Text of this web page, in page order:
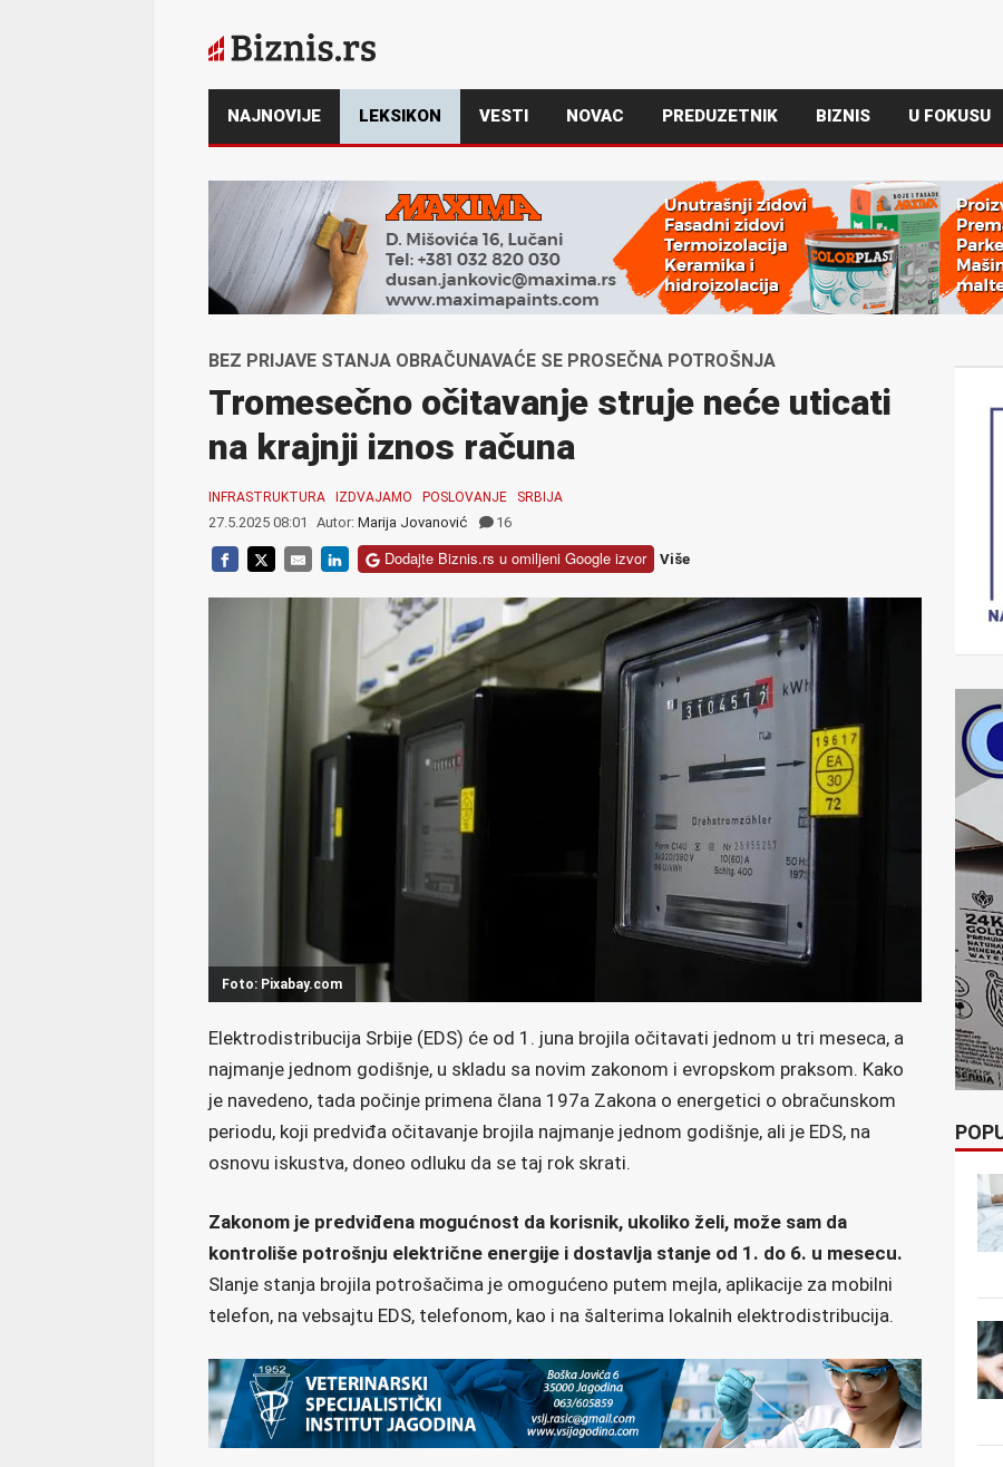
NAJNOVIJE LEKSIKON VESTI NOVAC PREDUZETNIK BIZNIS U FOKUSU
BEZ PRIJAVE STANJA OBRAČUNAVAĆE SE PROSEČNA POTROŠNJA
Tromesečno očitavanje struje neće uticati
na krajnji iznos računa
INFRASTRUKTURA IZDVAJAMO POSLOVANJE SRBIJA
27.5.2025 08:01 Autor: Marija Jovanović 16
Dodajte Biznis.rs u omiljeni Google izvor Više
Foto: Pixabay.com
Elektrodistribucija Srbije (EDS) će od 1. juna brojila očitavati jednom u tri meseca, a
najmanje jednom godišnje, u skladu sa novim zakonom i evropskom praksom. Kako
je navedeno, tada počinje primena člana 197a Zakona o energetici o obračunskom
periodu, koji predviđa očitavanje brojila najmanje jednom godišnje, ali je EDS, na
osnovu iskustva, doneo odluku da se taj rok skrati.
Zakonom je predviđena mogućnost da korisnik, ukoliko želi, može sam da
kontroliše potrošnju električne energije i dostavlja stanje od 1. do 6. u mesecu.
Slanje stanja brojila potrošačima je omogućeno putem mejla, aplikacije za mobilni
telefon, na vebsajtu EDS, telefonom, kao i na šalterima lokalnih elektrodistribucija.